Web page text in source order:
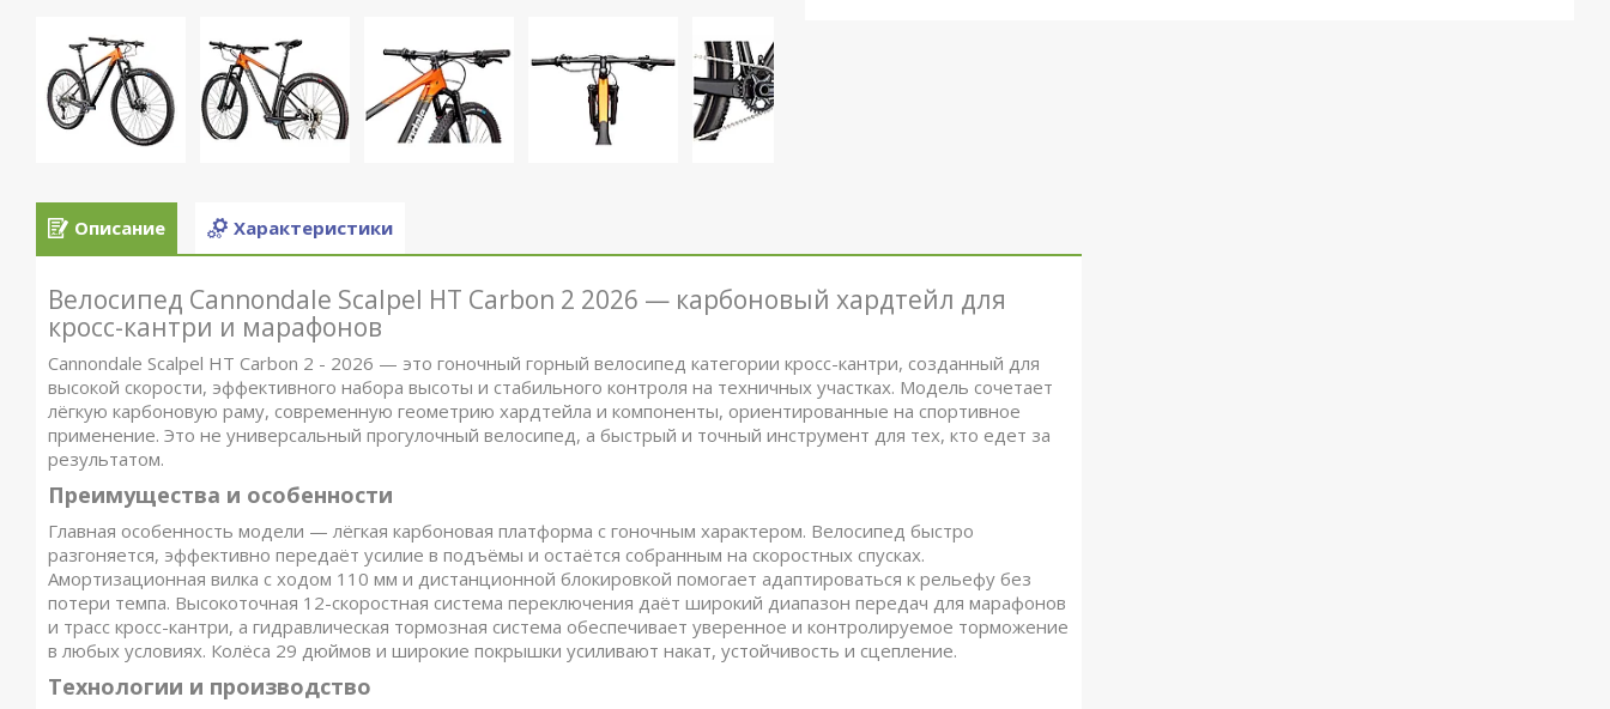
Описание Характеристики
Велосипед Cannondale Scalpel HT Carbon 2 2026 — карбоновый хардтейл для
кросс-кантри и марафонов
Cannondale Scalpel HT Carbon 2 - 2026 — это гоночный горный велосипед категории кросс-кантри, созданный для
высокой скорости, эффективного набора высоты и стабильного контроля на техничных участках. Модель сочетает
лёгкую карбоновую раму, современную геометрию хардтейла и компоненты, ориентированные на спортивное
применение. Это не универсальный прогулочный велосипед, а быстрый и точный инструмент для тех, кто едет за
результатом.
Преимущества и особенности
Главная особенность модели — лёгкая карбоновая платформа с гоночным характером. Велосипед быстро
разгоняется, эффективно передаёт усилие в подъёмы и остаётся собранным на скоростных спусках.
Амортизационная вилка с ходом 110 мм и дистанционной блокировкой помогает адаптироваться к рельефу без
потери темпа. Высокоточная 12-скоростная система переключения даёт широкий диапазон передач для марафонов
и трасс кросс-кантри, а гидравлическая тормозная система обеспечивает уверенное и контролируемое торможение
в любых условиях. Колёса 29 дюймов и широкие покрышки усиливают накат, устойчивость и сцепление.
Технологии и производство